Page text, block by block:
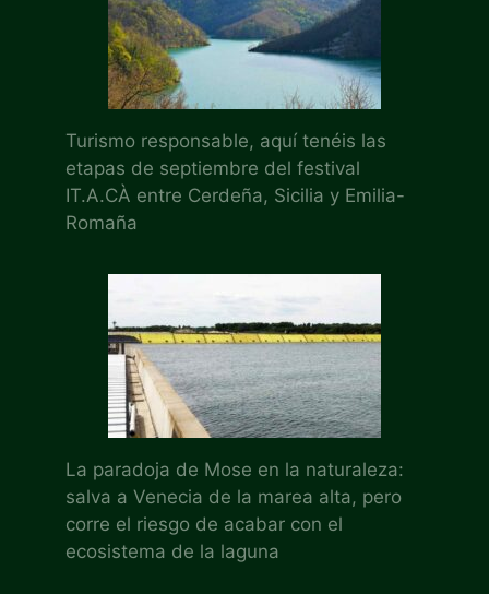
Turismo responsable, aquí tenéis las
etapas de septiembre del festival
IT.A.CÀ entre Cerdeña, Sicilia y Emilia-
Romaña
La paradoja de Mose en la naturaleza:
salva a Venecia de la marea alta, pero
corre el riesgo de acabar con el
ecosistema de la laguna